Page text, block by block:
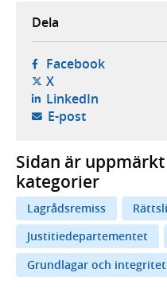
Dela
Facebook- öppnas i
X- öppnas i ny flik,
LinkedIn- öppnas i
E-post- öppnar din
Sidan är
kategorier
Lagrådsremiss
Justitiedepartementet
Grundlagar och integritet